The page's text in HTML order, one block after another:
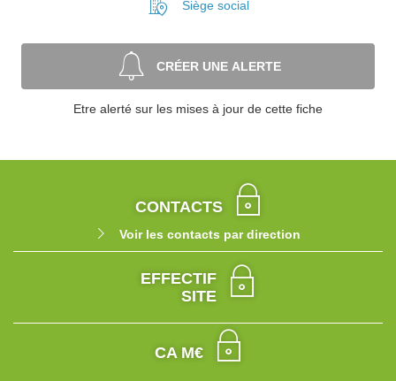
Siège social
CRÉER UNE ALERTE
Etre alerté sur les mises à jour de cette fiche
CONTACTS
Voir les contacts par direction
EFFECTIF
SITE
CA M€